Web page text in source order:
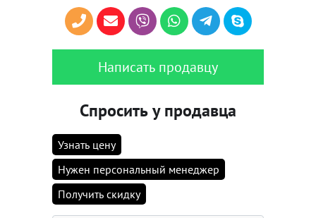
Написать продавцу
Спросить у продавца
Узнать цену
Нужен персональный менеджер
Получить скидку